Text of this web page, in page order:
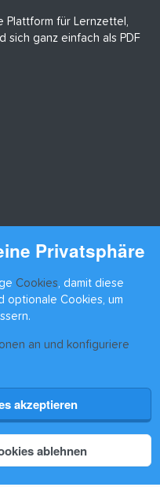
Plattform für Lernzettel,
sich ganz einfach als PDF
Kontakt
Hilfe & Support Start
Privatsphäre
Cookies, damit diese
optionale Cookies, um
an und konfiguriere
akzeptieren
ablehnen